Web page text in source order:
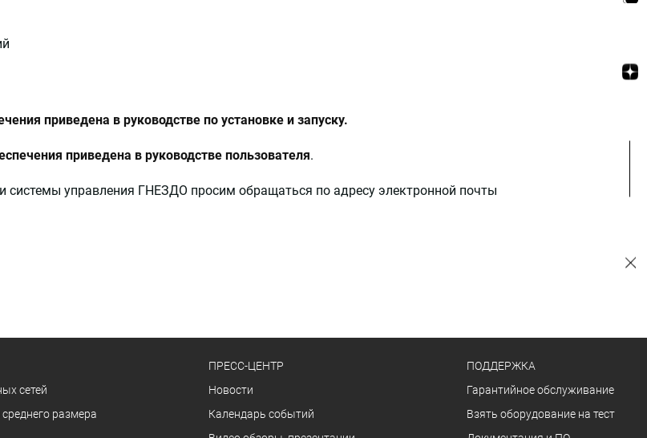
приведена в руководстве по установке и запуску.
приведена в руководстве пользователя.
управления ГНЕЗДО просим обращаться по адресу электронной почты
сетей
размера
ПРЕСС-ЦЕНТР
Новости
Календарь событий
ПОДДЕРЖКА
Гарантийное обслуживание
Взять оборудование на тест